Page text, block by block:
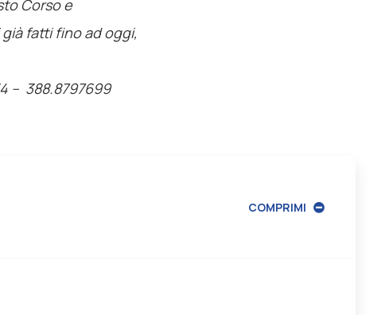
Corso e
fatti fino ad oggi,
– 388.8797699
COMPRIMI